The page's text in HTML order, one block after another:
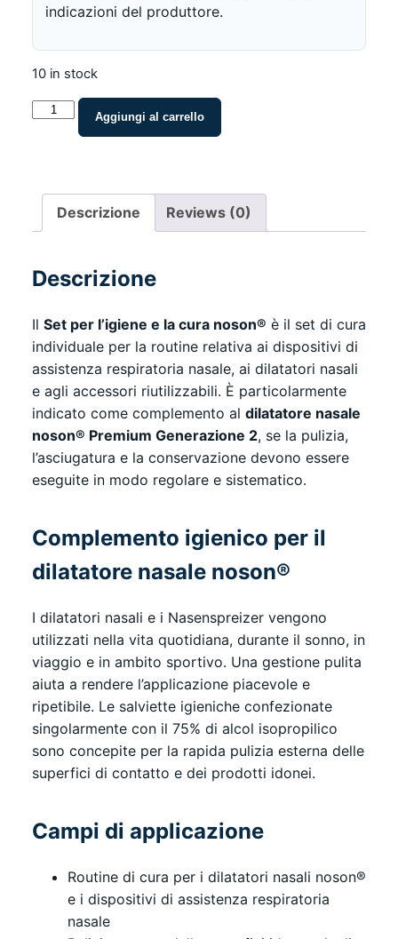
indicazioni del produttore.
10 in stock
noson®
ausili
nasali
quantity
Aggiungi al carrello
Descrizione Reviews (0)
Descrizione
Il Set per l’igiene e la cura noson® è il set di cura
individuale per la routine relativa ai dispositivi di
assistenza respiratoria nasale, ai dilatatori nasali
e agli accessori riutilizzabili. È particolarmente
indicato come complemento al dilatatore nasale
noson® Premium Generazione 2, se la pulizia,
l’asciugatura e la conservazione devono essere
eseguite in modo regolare e sistematico.
Complemento igienico per il
dilatatore nasale noson®
I dilatatori nasali e i Nasenspreizer vengono
utilizzati nella vita quotidiana, durante il sonno, in
viaggio e in ambito sportivo. Una gestione pulita
aiuta a rendere l’applicazione piacevole e
ripetibile. Le salviette igieniche confezionate
singolarmente con il 75% di alcol isopropilico
sono concepite per la rapida pulizia esterna delle
superfici di contatto e dei prodotti idonei.
Campi di applicazione
Routine di cura per i dilatatori nasali noson®
e i dispositivi di assistenza respiratoria
nasale